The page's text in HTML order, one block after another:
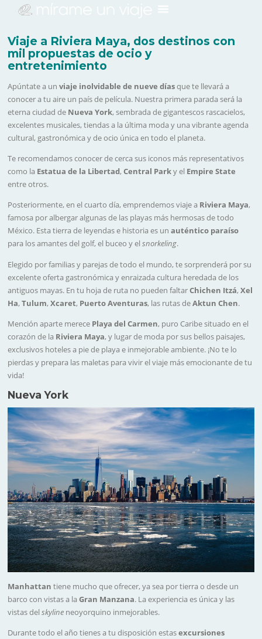
Viaje a Riviera Maya, dos destinos con
mil propuestas de ocio y
entretenimiento
Apúntate a unviaje inolvidable de nueve díasque te llevará a
conocer a tu aire un país de película. Nuestra primera parada será la
eterna ciudad de Nueva York, sembrada de gigantescos rascacielos,
excelentes musicales, tiendas a la última moda y una vibrante agenda
cultural, gastronómica y de ocio única en todo el planeta.
Te recomendamos conocer de cerca sus iconos más representativos
como la Estatua de la Libertad,Central Parky el Empire State
entre otros.
Posteriormente, en el cuarto día, emprendemos viaje a Riviera Maya,
famosa por albergar algunas de las playas más hermosas de todo
México. Esta tierra de leyendas e historia es unauténtico paraíso
para los amantes del golf, el buceo y elsnorkeling.
Elegido por familias y parejas de todo el mundo, te sorprenderá por su
excelente oferta gastronómica y enraizada cultura heredada de los
antiguos mayas. En tu hoja de ruta no pueden faltarChichen Itzá,Xel
Ha,Tulum,Xcaret, Puerto Aventuras, las rutas deAktun Chen.
Mención aparte merece Playa del Carmen, puro Caribe situado en el
corazón de la Riviera Maya, y lugar de moda por sus bellos paisajes,
exclusivos hoteles a pie de playa e inmejorable ambiente. ¡No te lo
pierdas y prepara las maletas para vivir el viaje más emocionante de tu
vida!
Nueva York
Manhattan tiene mucho que ofrecer, ya sea por tierra o desde un
barco con vistas a laGran Manzana. La experiencia es única y las
vistas delskyline neoyorquino inmejorables.
Durante todo el año tienes a tu disposición estasexcursiones